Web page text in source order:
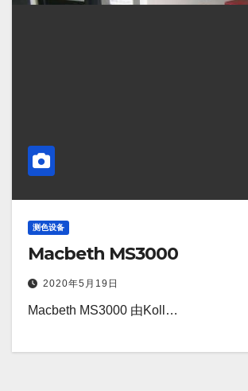
测色设备
Macbeth MS3000
2020年5月19日
Macbeth MS3000 由Koll…